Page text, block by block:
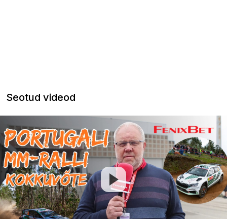
Seotud videod